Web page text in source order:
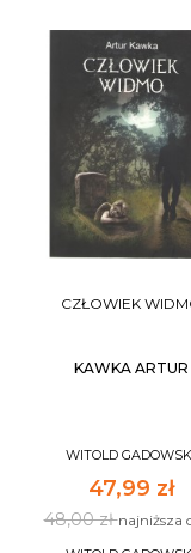
CZŁOWIEK
KAWKA ARTUR
WITOLD
47,99 zł
48,00 złnajniższa